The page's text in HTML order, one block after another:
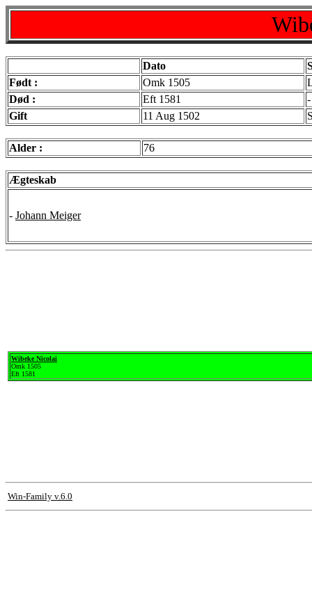
Dato
Født :
Omk 1505
Død :
Eft 1581
-
Gift
11 Aug 1502
Alder : 76
Ægteskab
- Johann Meiger
Wibeke Nicolai
Omk 1505
Eft 1581
Win-Family v.6.0